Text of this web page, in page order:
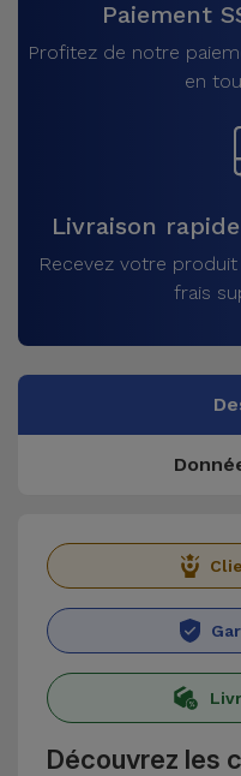
Paiement
Profitez de notre
en
Livraison
Recevez votre
frais
Découvrez les